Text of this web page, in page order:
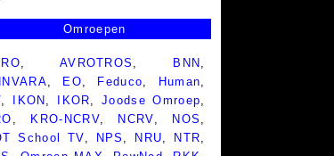
Omroepen
, AVROTROS , BNN ,
, EO, Feduco, Human,
, IKON , IKOR,Joodse Omroep,
, KRO-NCRV, NCRV, NOS ,
School TV, NPS , NRU, NTR,